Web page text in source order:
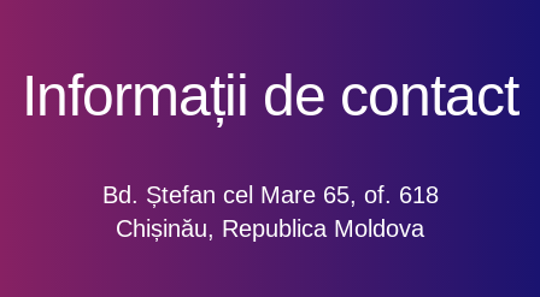
Informații de contact
Bd. Ștefan cel Mare 65, of. 618
Chișinău, Republica Moldova